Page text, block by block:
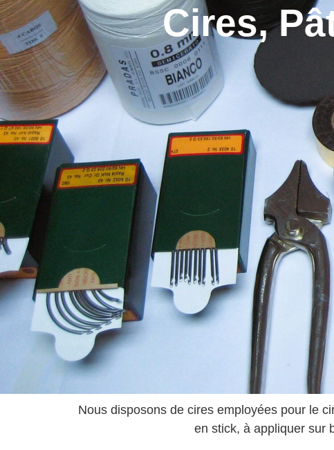
Cires,
Nous disposons de cires employées pour le
en stick, à appliquer sur